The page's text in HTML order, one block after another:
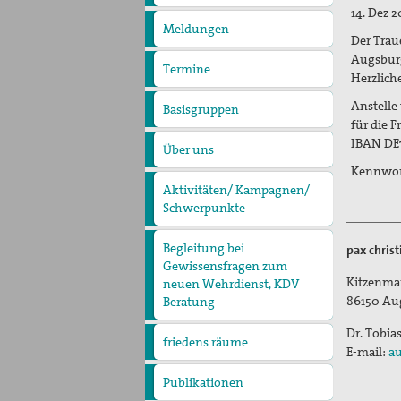
christi
Meldungen
Termine
Basisgruppen
Über uns
Präambel
Kurzvorstellung
Geschäftsstelle
Kontakt
Aktivitäten/ Kampagnen/
Schwerpunkte
Aktion Aufschrei
Den Staat Palästina
anerkennen!
Dialog
Begleitung bei
Gewissensfragen zum
neuen Wehrdienst, KDV
Beratung
friedens räume
Leitungsteam
Ehrenamtliche
Publikationen
Blickpunkt
Erklärungen
14. Dez
Der
Anstelle
für die
IBAN
pax
86150
Dr.
E-mail: